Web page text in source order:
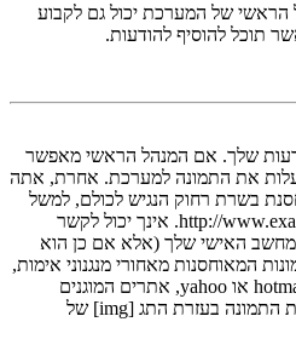
של המערכת יכול גם לקבוע
תוכל להוסיף להודעות.
שלך. אם המנהל הראשי מאפשר
את התמונה למערכת. אחרת, אתה
בשרת רחוק הנגיש לכולם, למשל
http://www.example.com/my-picture.gif. אינך יכול לקשר
האישי שלך (אלא אם כן הוא
המאוחסנות מאחורי מנגנוני אימות,
למשל תיבות הדואר של hotmail או yahoo, אתרים המוגנים
בססמה, וכד'. כדי להציג את התמונה בעזרת התג [img] של